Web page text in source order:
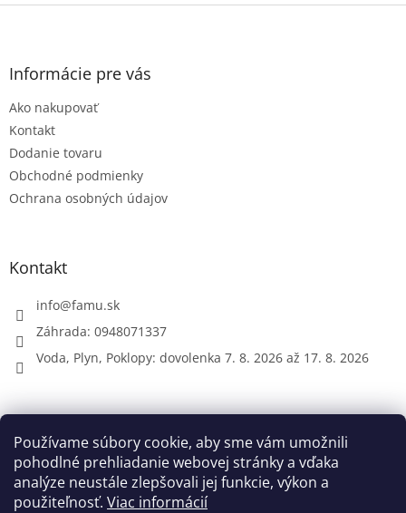
Používame súbory cookie, aby sme vám umožnili
pohodlné prehliadanie webovej stránky a vďaka
analýze neustále zlepšovali jej funkcie, výkon a
použiteľnosť. Viac informácií
Z
Informácie pre vás
Ako nakupovať
Kontakt
Dodanie tovaru
Obchodné podmienky
Ochrana osobných údajov
Kontakt
info@famu.sk
Záhrada: 0948071337
Voda, Plyn, Poklopy: dovolenka 7. 8. 2026 až 17. 8. 2026